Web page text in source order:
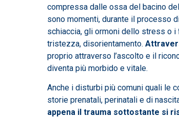
compressa dalle ossa del bacino
sono momenti, durante il processo
schiaccia, gli ormoni dello stress o
tristezza, disorientamento.
proprio attraverso l’ascolto e il
diventa più morbido e vitale.
Anche i disturbi più comuni quali le
storie prenatali, perinatali e di
appena il trauma sottostante si